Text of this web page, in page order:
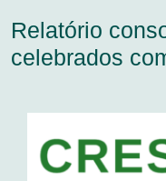
Relatório
celebrados